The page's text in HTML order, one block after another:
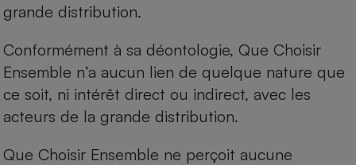
grande distribution.
Conformément à sa déontologie, Que Choisir
Ensemble n’a aucun lien de quelque nature que
ce soit, ni intérêt direct ou indirect, avec les
acteurs de la grande distribution.
Que Choisir Ensemble ne perçoit aucune